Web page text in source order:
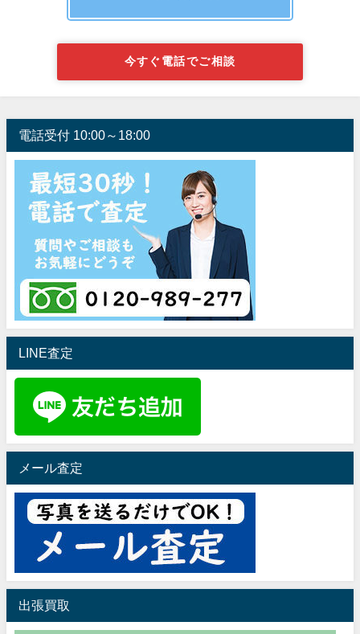
今すぐ電話でご相談
電話受付 10:00～18:00
LINE査定
メール査定
出張買取